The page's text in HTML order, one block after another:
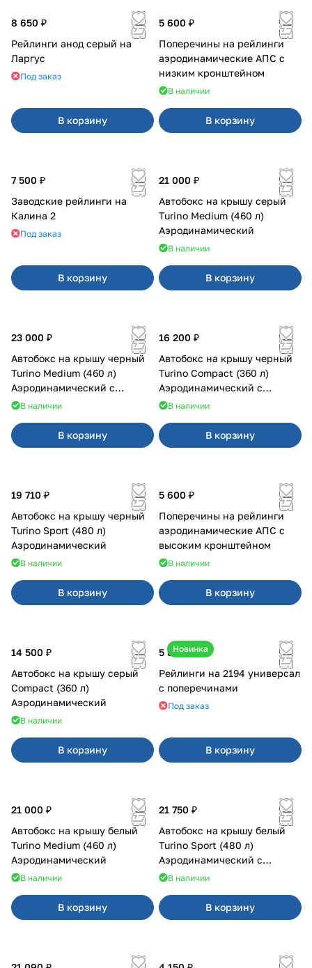
8 650 ₽
Рейлинги анод серый на
Ларгус
Под заказ
В корзину
5 600 ₽
Поперечины на рейлинги
аэродинамические АПС с
низким кронштейном
В наличии
В корзину
7 500 ₽
Заводские рейлинги на
Калина 2
Под заказ
В корзину
21 000 ₽
Автобокс на крышу серый
Turino Medium (460 л)
Аэродинамический
В наличии
В корзину
23 000 ₽
Автобокс на крышу черный
Turino Medium (460 л)
Аэродинамический с
двусторонним открыванием
В наличии
В корзину
16 200 ₽
Автобокс на крышу черный
Turino Compact (360 л)
Аэродинамический с
двусторонним открыванием
В наличии
В корзину
19 710 ₽
Автобокс на крышу черный
Turino Sport (480 л)
Аэродинамический
В наличии
В корзину
5 600 ₽
Поперечины на рейлинги
аэродинамические АПС с
высоким кронштейном
В наличии
В корзину
14 500 ₽
Автобокс на крышу серый
Compact (360 л)
Аэродинамический
В наличии
В корзину
Новинка
5 850 ₽
Рейлинги на 2194 универсал
с поперечинами
Под заказ
В корзину
21 000 ₽
Автобокс на крышу белый
Turino Medium (460 л)
Аэродинамический
В наличии
В корзину
21 750 ₽
Автобокс на крышу белый
Turino Sport (480 л)
Аэродинамический с
двусторонним открыванием
В наличии
В корзину